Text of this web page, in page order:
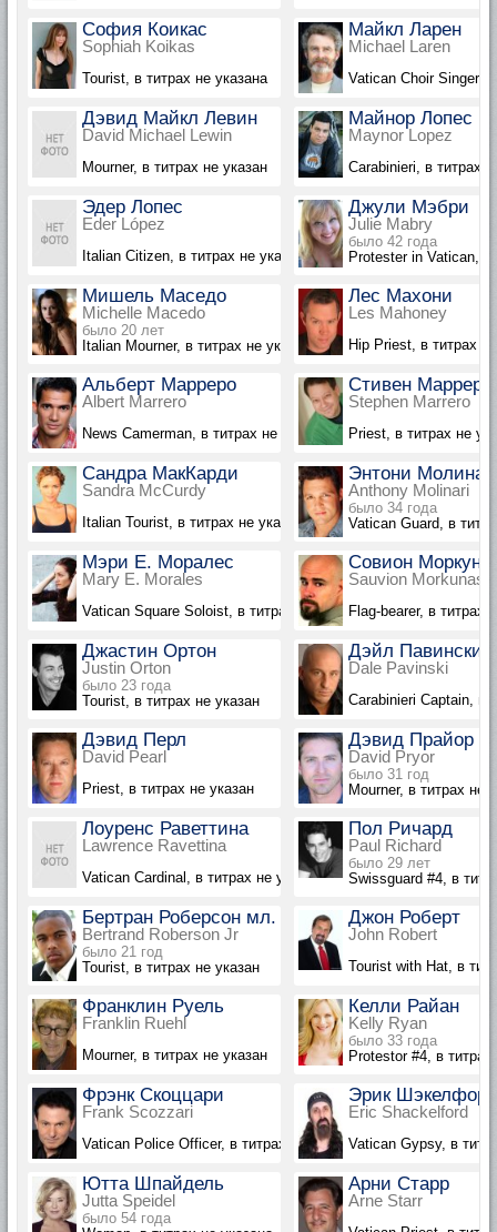
София Коикас
Sophiah Koikas
Tourist, в титрах не указана
Майкл Ларен
Michael Laren
Vatican Choir Singer,
Дэвид Майкл Левин
David Michael Lewin
Mourner, в титрах не указан
Майнор Лопес
Maynor Lopez
Carabinieri, в титрах
Эдер Лопес
Eder López
Italian Citizen, в титрах не указан
Джули Мэбри
Julie Mabry
было 42 года
Protester in Vatican, в
Мишель Маседо
Michelle Macedo
было 20 лет
Italian Mourner, в титрах не указана
Лес Махони
Les Mahoney
Hip Priest, в титрах
Альберт Марреро
Albert Marrero
News Camerman, в титрах не указан
Стивен Марреро
Stephen Marrero
Priest, в титрах не
Сандра МакКарди
Sandra McCurdy
Italian Tourist, в титрах не указана
Энтони
Anthony Molinari
было 34 года
Vatican Guard, в
Мэри Е. Моралес
Mary E. Morales
Vatican Square Soloist, в титрах не указана
Совион
Sauvion Morkunas
Flag-bearer, в титрах
Джастин Ортон
Justin Orton
было 23 года
Tourist, в титрах не указан
Дэйл Павински
Dale Pavinski
Carabinieri Captain, в
Дэвид Перл
David Pearl
Priest, в титрах не указан
Дэвид Прайор
David Pryor
было 31 год
Mourner, в титрах не
Лоуренс Раветтина
Lawrence Ravettina
Vatican Cardinal, в титрах не указан
Пол Ричард
Paul Richard
было 29 лет
Swissguard #4, в
Бертран Роберсон мл.
Bertrand Roberson Jr
было 21 год
Tourist, в титрах не указан
Джон Роберт
John Robert
Tourist with Hat, в
Франклин Руель
Franklin Ruehl
Mourner, в титрах не указан
Келли Райан
Kelly Ryan
было 33 года
Protestor #4, в титрах
Фрэнк Скоццари
Frank Scozzari
Vatican Police Officer, в титрах не указан
Эрик Шэкелфорд
Eric Shackelford
Vatican Gypsy, в
Ютта Шпайдель
Jutta Speidel
было 54 года
Арни Старр
Arne Starr